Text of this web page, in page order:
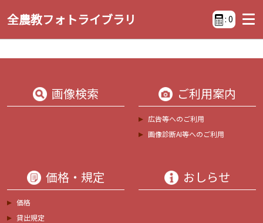
全農教フォトライブラリ : 0
画像検索 ご利用案内
広告等へのご利用
画像診断AI等へのご利用
価格・規定
価格
貸出規定
おしらせ